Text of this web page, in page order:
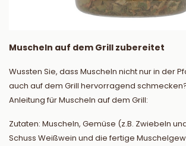
Muscheln auf dem Grill zubereitet
Wussten Sie, dass Muscheln nicht nur in der
auch auf dem Grill hervorragend
Anleitung für Muscheln auf dem Grill:
Zutaten: Muscheln, Gemüse (z.B. Zwiebeln
Schuss Weißwein und die fertige